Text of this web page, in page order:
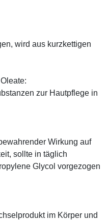
wird aus kurzkettigen
zur Hautpflege in
Wirkung auf
sollte in täglich
Glycol vorgezogen
im Körper und